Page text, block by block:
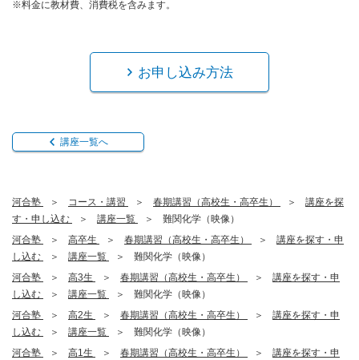
※料金に教材費、消費税を含みます。
お申し込み方法
講座一覧へ
河合塾 コース・講習 春期講習（高校生・高卒生）
講座を探
す・申し込む
講座一覧
難関化学（映像）
河合塾
高卒生 春期講習（高校生・高卒生）
講座を探す・申
し込む
講座一覧
難関化学（映像）
河合塾
高3生 春期講習（高校生・高卒生）
講座を探す・申
し込む
講座一覧
難関化学（映像）
河合塾
高2生 春期講習（高校生・高卒生）
講座を探す・申
し込む
講座一覧
難関化学（映像）
河合塾
高1生 春期講習（高校生・高卒生）
講座を探す・申